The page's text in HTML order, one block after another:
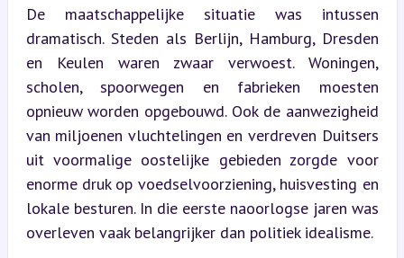
De maatschappelijke situatie was intussen
dramatisch. Steden als Berlijn, Hamburg, Dresden
en Keulen waren zwaar verwoest. Woningen,
scholen, spoorwegen en fabrieken moesten
opnieuw worden opgebouwd. Ook de aanwezigheid
van miljoenen vluchtelingen en verdreven Duitsers
uit voormalige oostelijke gebieden zorgde voor
enorme druk op voedselvoorziening, huisvesting en
lokale besturen. In die eerste naoorlogse jaren was
overleven vaak belangrijker dan politiek idealisme.